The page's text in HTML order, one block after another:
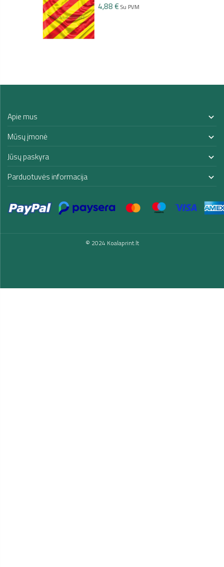
4,88 €Su PVM
Apie mus 
Mūsų įmonė 
Jūsų paskyra 
Parduotuvės informacija 
© 2024 Koalaprint.lt